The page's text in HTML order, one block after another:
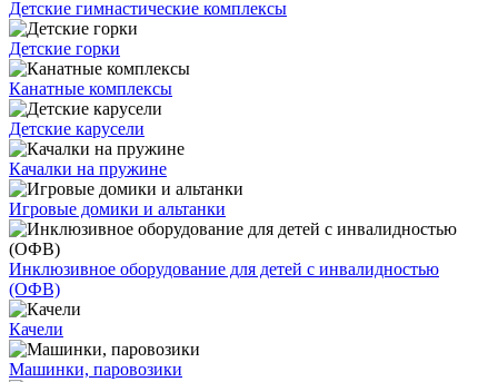
Детские гимнастические комплексы
Детские горки
Канатные комплексы
Детские карусели
Качалки на пружине
Игровые домики и альтанки
Инклюзивное оборудование для детей с инвалидностью
(ОФВ)
Качели
Машинки, паровозики